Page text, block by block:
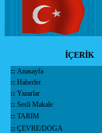
İÇERİK
:: Anasayfa
:: Haberler
:: Yazarlar
:: Sesli Makale
:: TARIM
:: ÇEVRE/DOGA